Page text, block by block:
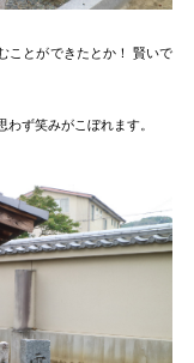
ことができたとか！ 賢いで
ず笑みがこぼれます。